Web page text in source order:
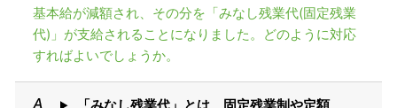
基本給が減額され、その分を「みなし残業代(固定残業
代)」が支給されることになりました。どのように対応
すればよいでしょうか。